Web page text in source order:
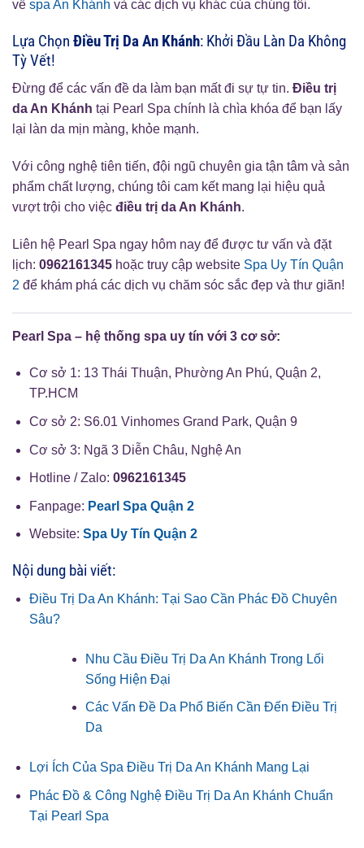
về spa An Khánh và các dịch vụ khác của chúng tôi.
Lựa Chọn Điều Trị Da An Khánh: Khởi Đầu Làn Da Không
Tỳ Vết!
Đừng để các vấn đề da làm bạn mất đi sự tự tin. Điều trị
da An Khánh tại Pearl Spa chính là chìa khóa để bạn lấy
lại làn da mịn màng, khỏe mạnh.
Với công nghệ tiên tiến, đội ngũ chuyên gia tận tâm và sản
phẩm chất lượng, chúng tôi cam kết mang lại hiệu quả
vượt trội cho việc điều trị da An Khánh.
Liên hệ Pearl Spa ngay hôm nay để được tư vấn và đặt
lịch: 0962161345 hoặc truy cập website Spa Uy Tín Quận
2 để khám phá các dịch vụ chăm sóc sắc đẹp và thư giãn!
Pearl Spa – hệ thống spa uy tín với 3 cơ sở:
Cơ sở 1: 13 Thái Thuận, Phường An Phú, Quận 2,
TP.HCM
Cơ sở 2: S6.01 Vinhomes Grand Park, Quận 9
Cơ sở 3: Ngã 3 Diễn Châu, Nghệ An
Hotline / Zalo: 0962161345
Fanpage: Pearl Spa Quận 2
Website: Spa Uy Tín Quận 2
Nội dung bài viết:
Điều Trị Da An Khánh: Tại Sao Cần Phác Đồ Chuyên
Sâu?
Nhu Cầu Điều Trị Da An Khánh Trong Lối
Sống Hiện Đại
Các Vấn Đề Da Phổ Biến Cần Đến Điều Trị
Da
Lợi Ích Của Spa Điều Trị Da An Khánh Mang Lại
Phác Đồ & Công Nghệ Điều Trị Da An Khánh Chuẩn
Tại Pearl Spa